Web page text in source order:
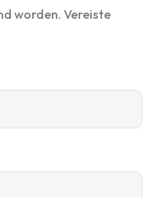
worden. Vereiste